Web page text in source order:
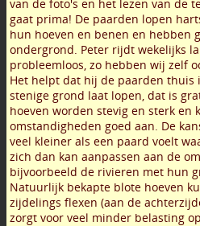
van de foto's en het lezen van de
gaat prima! De paarden lopen
hun hoeven en benen en hebben
ondergrond. Peter rijdt wekelijks
probleemloos, zo hebben wij zelf
Het helpt dat hij de paarden thuis
stenige grond laat lopen, dat is
hoeven worden stevig en sterk
omstandigheden goed aan. De
veel kleiner als een paard voelt
zich dan kan aanpassen aan de
bijvoorbeeld de rivieren met hun
Natuurlijk bekapte blote hoeven
zijdelings flexen (aan de
zorgt voor veel minder belasting